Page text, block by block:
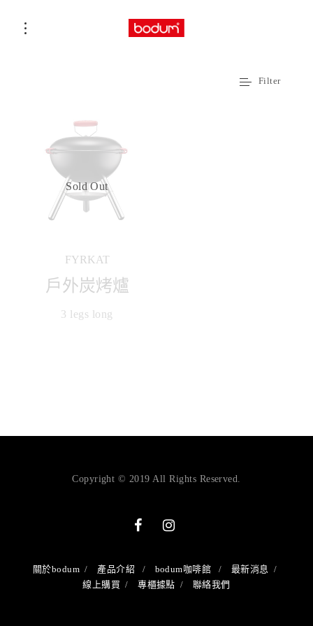
Filter
FYRKAT
戶外炭烤爐
3 legs long
Sold Out
Copyright © 2019 All Rights Reserved.
關於bodum 產品介紹 bodum咖啡館
最新消息
線上購買
專櫃據點 聯絡我們